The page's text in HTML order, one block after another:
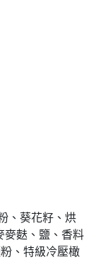
、葵花籽、烘
麥麩、鹽、香料
、特級冷壓橄